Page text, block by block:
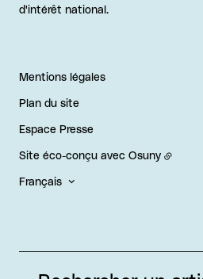
d'intérêt national.
Mentions légales
Plan du site
Espace Presse
Site éco-conçu avec Osuny
Français